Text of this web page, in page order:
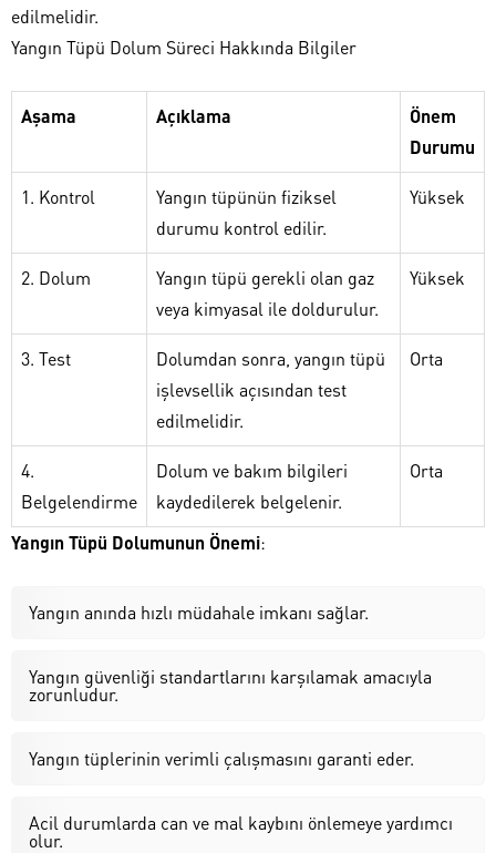
edilmelidir.
Yangın Tüpü Dolum Süreci Hakkında Bilgiler
Aşama Açıklama
Önem
Durumu
1. Kontrol
Yangın tüpünün fiziksel
durumu kontrol edilir.
Yüksek
2. Dolum
Yangın tüpü gerekli olan gaz
veya kimyasal ile doldurulur.
Yüksek
3. Test
Dolumdan sonra, yangın tüpü
işlevsellik açısından test
edilmelidir.
Orta
4.
Belgelendirme
Dolum ve bakım bilgileri
kaydedilerek belgelenir.
Orta
Yangın Tüpü Dolumunun Önemi:
Yangın anında hızlı müdahale imkanı sağlar.
Yangın güvenliği standartlarını karşılamak amacıyla
zorunludur.
Yangın tüplerinin verimli çalışmasını garanti eder.
Acil durumlarda can ve mal kaybını önlemeye yardımcı
olur.